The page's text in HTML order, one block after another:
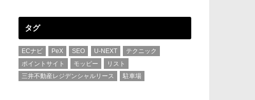
タグ
ECナビ PeX SEO U-NEXT
テクニック
ポイントサイト
モッピー
リスト
三井不動産レジデンシャルリース
駐車場